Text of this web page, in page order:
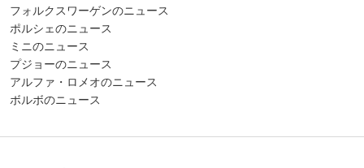
フォルクスワーゲンのニュース
ポルシェのニュース
ミニのニュース
プジョーのニュース
アルファ・ロメオのニュース
ボルボのニュース